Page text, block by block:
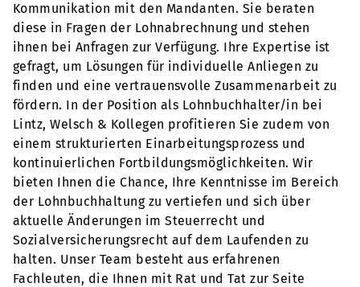
Kommunikation mit den Mandanten. Sie beraten
diese in Fragen der Lohnabrechnung und stehen
ihnen bei Anfragen zur Verfügung. Ihre Expertise ist
gefragt, um Lösungen für individuelle Anliegen zu
finden und eine vertrauensvolle Zusammenarbeit zu
fördern. In der Position als Lohnbuchhalter/in bei
Lintz, Welsch & Kollegen profitieren Sie zudem von
einem strukturierten Einarbeitungsprozess und
kontinuierlichen Fortbildungsmöglichkeiten. Wir
bieten Ihnen die Chance, Ihre Kenntnisse im Bereich
der Lohnbuchhaltung zu vertiefen und sich über
aktuelle Änderungen im Steuerrecht und
Sozialversicherungsrecht auf dem Laufenden zu
halten. Unser Team besteht aus erfahrenen
Fachleuten, die Ihnen mit Rat und Tat zur Seite